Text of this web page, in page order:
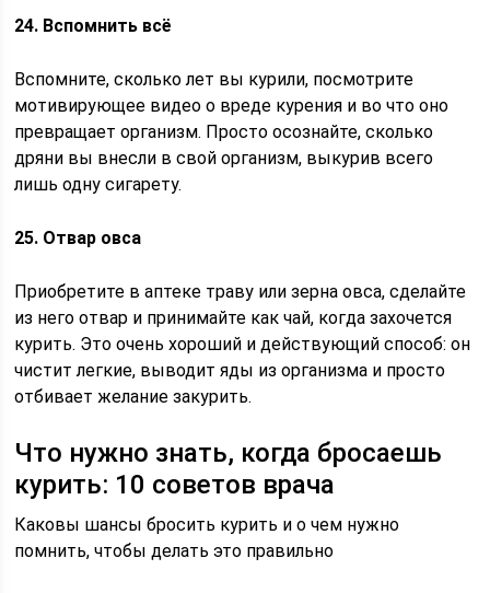
24. Вспомнить всё
Вспомните, сколько лет вы курили, посмотрите
мотивирующее видео о вреде курения и во что оно
превращает организм. Просто осознайте, сколько
дряни вы внесли в свой организм, выкурив всего
лишь одну сигарету.
25. Отвар овса
Приобретите в аптеке траву или зерна овса, сделайте
из него отвар и принимайте как чай, когда захочется
курить. Это очень хороший и действующий способ: он
чистит легкие, выводит яды из организма и просто
отбивает желание закурить.
Что нужно знать, когда бросаешь
курить: 10 советов врача
Каковы шансы бросить курить и о чем нужно
помнить, чтобы делать это правильно